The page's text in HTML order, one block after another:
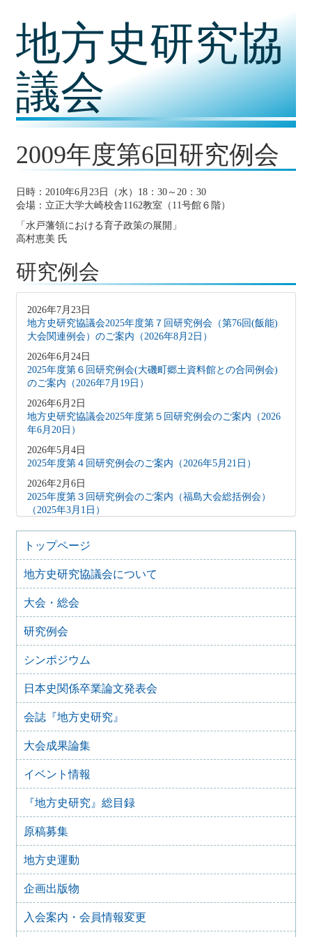
地方史研究協
議会
2009年度第6回研究例会
日時：2010年6月23日（水）18：30～20：30
会場：立正大学大崎校舎1162教室（11号館６階）
「水戸藩領における育子政策の展開」
高村恵美 氏
研究例会
2026年7月23日
地方史研究協議会2025年度第７回研究例会（第76回(飯能)
大会関連例会）のご案内（2026年8月2日）
2026年6月24日
2025年度第６回研究例会(大磯町郷土資料館との合同例会)
のご案内（2026年7月19日）
2026年6月2日
地方史研究協議会2025年度第５回研究例会のご案内（2026
年6月20日）
2026年5月4日
2025年度第４回研究例会のご案内（2026年5月21日）
2026年2月6日
2025年度第３回研究例会のご案内（福島大会総括例会）
（2025年3月1日）
2025年12月5日
2025年度第２回研究例会のご案内（伊予史談会との合同例
会）（2026年１月11日）
2025年10月7日
2025年度第１回研究例会のご案内（加能地域史研究会との
合同例会）（2025年11月8日）
2025年9月3日
2024年度第8回研究例会のご案内（2025年9月27日）
2025年6月5日
20日）
2025年6月5日
2024年度第6回研究例会（2025年7月12日）
2025年5月12日
2024年度第5回研究例会（2025年5月30日）
2025年2月27日
2025年1月21日
2024年度第3回研究例会（兵庫大会総括例会）（2025年2月
23日）
2024年度第２回研究例会（2025年１月22日）
2024年10月10日
2024年度第1回研究例会（交通史学会との合同例会）
（2024年11月10日）
2024年8月10日
トップページ
地方史研究協議会について
大会・総会
研究例会
シンポジウム
日本史関係卒業論文発表会
会誌『地方史研究』
大会成果論集
イベント情報
『地方史研究』総目録
原稿募集
地方史運動
企画出版物
入会案内・会員情報変更